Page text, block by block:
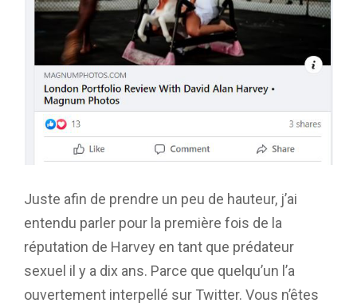
Juste afin de prendre un peu de hauteur, j’ai
entendu parler pour la première fois de la
réputation de Harvey en tant que prédateur
sexuel il y a dix ans. Parce que quelqu’un l’a
ouvertement interpellé sur Twitter. Vous n’êtes